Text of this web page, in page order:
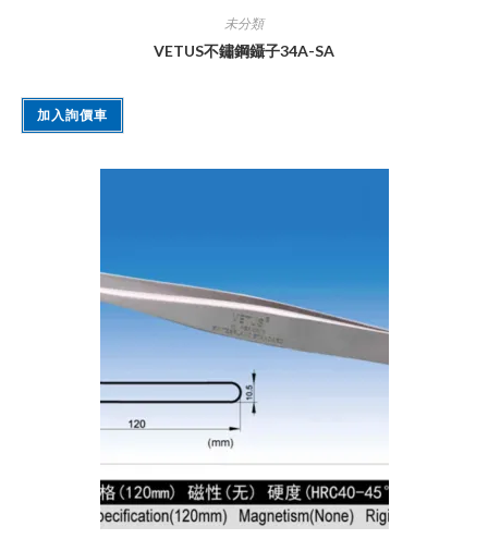
未分類
VETUS不鏽鋼鑷子34A-SA
加入詢價車